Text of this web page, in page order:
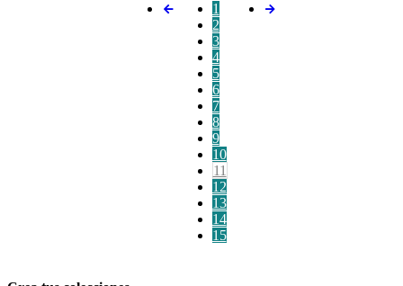
1
2
3
4
5
6
7
8
9
10
11
12
13
14
15